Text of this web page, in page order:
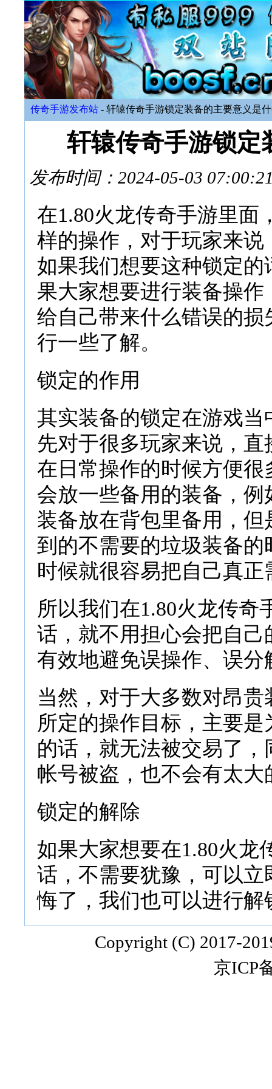
传奇手游发布站 - 轩辕传奇手游锁定装备的主要意义是
轩辕传奇手游锁定
发布时间：2024-05-03
在1.80火龙传奇手游里面
样的操作，对于玩家来
如果我们想要这种锁定
果大家想要进行装备操
给自己带来什么错误的
行一些了解。
锁定的作用
其实装备的锁定在游戏
先对于很多玩家来说，
在日常操作的时候方便
会放一些备用的装备，
装备放在背包里备用，
到的不需要的垃圾装备
时候就很容易把自己真
所以我们在1.80火龙传奇
话，就不用担心会把自
有效地避免误操作、误分
当然，对于大多数对昂
所定的操作目标，主要
的话，就无法被交易了
帐号被盗，也不会有太大
锁定的解除
如果大家想要在1.80火龙
话，不需要犹豫，可以
悔了，我们也可以进行解
Copyright (C) 2017-
京ICP